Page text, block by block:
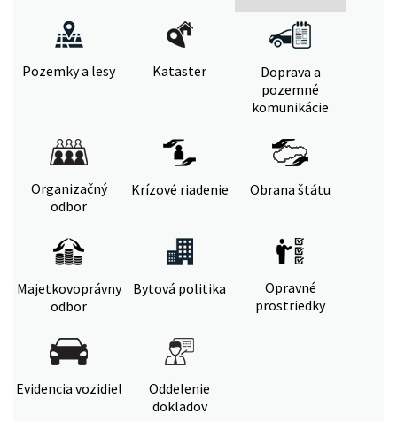
Pozemky a lesy Kataster
Doprava a
pozemné
komunikácie
Organizačný
odbor
Krízové riadenie Obrana štátu
Majetkovoprávny
odbor
Bytová politika
Opravné
prostriedky
Evidencia vozidiel
Oddelenie
dokladov